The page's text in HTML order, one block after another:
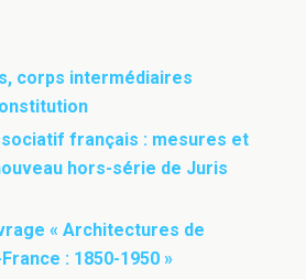
corps intermédiaires
français : mesures et
hors-série de Juris
« Architectures de
: 1850-1950 »